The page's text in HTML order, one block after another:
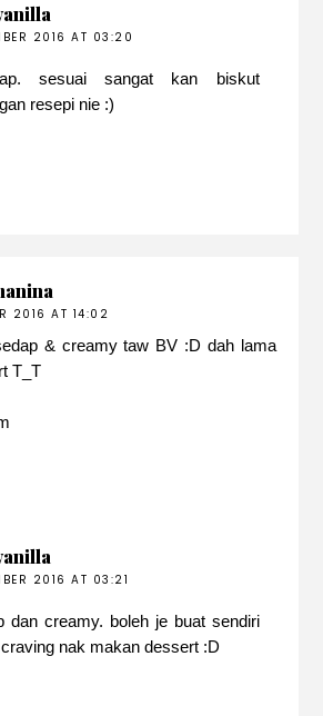
2016 AT 03:20
sesuai sangat kan biskut
resepi nie :)
2016 AT 14:02
& creamy taw BV :D dah lama
T_T
2016 AT 03:21
dan creamy. boleh je buat sendiri
nak makan dessert :D